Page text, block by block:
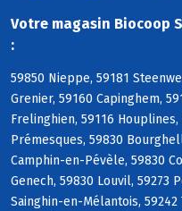
Votre magasin Biocoop
:
59850 Nieppe, 59181
Grenier, 59160 Capinghem,
Frelinghien, 59116
Prémesques, 59830
Camphin-en-Pévèle, 59830
Genech, 59830 Louvil, 59273
Sainghin-en-Mélantois, 59242